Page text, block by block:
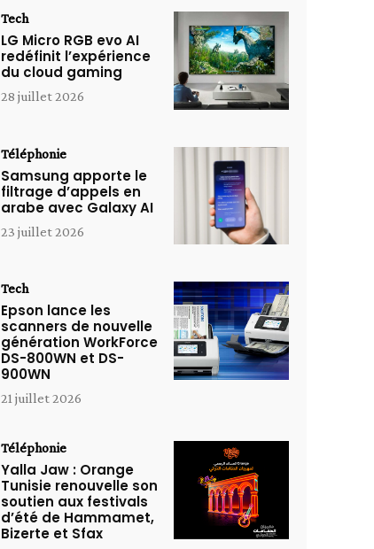
Tech
LG Micro RGB evo AI
redéfinit l’expérience
du cloud gaming
28 juillet 2026
Téléphonie
Samsung apporte le
filtrage d’appels en
arabe avec Galaxy AI
23 juillet 2026
Tech
Epson lance les
scanners de nouvelle
génération WorkForce
DS-800WN et DS-
900WN
21 juillet 2026
Téléphonie
Yalla Jaw : Orange
Tunisie renouvelle son
soutien aux festivals
d’été de Hammamet,
Bizerte et Sfax